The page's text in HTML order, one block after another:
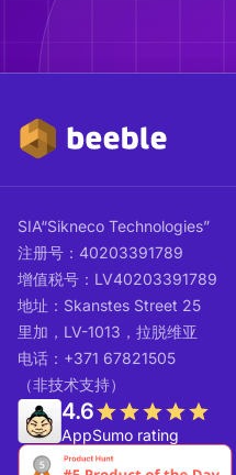
SIA“Sikneco Technologies”
注册号：40203391789
增值税号：LV40203391789
地址：Skanstes Street 25
里加，LV-1013，拉脱维亚
电话：+371 67821505
（非技术支持）
4.6
AppSumo rating